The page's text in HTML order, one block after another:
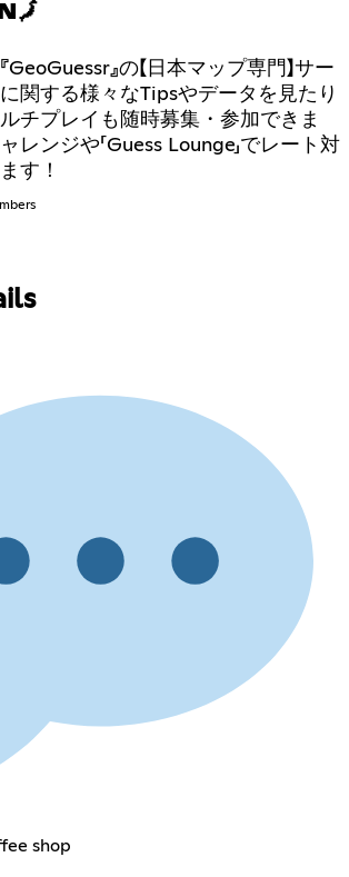
』の【日本マップ専門】サー
関する様々なTipsやデータを見たり
チプレイも随時募集・参加できま
レンジや「Guess Lounge」でレート対
す！
shop